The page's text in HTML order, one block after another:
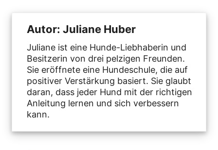
Autor: Juliane Huber
Juliane ist eine Hunde-Liebhaberin und
Besitzerin von drei pelzigen Freunden.
Sie eröffnete eine Hundeschule, die auf
positiver Verstärkung basiert. Sie glaubt
daran, dass jeder Hund mit der richtigen
Anleitung lernen und sich verbessern
kann.